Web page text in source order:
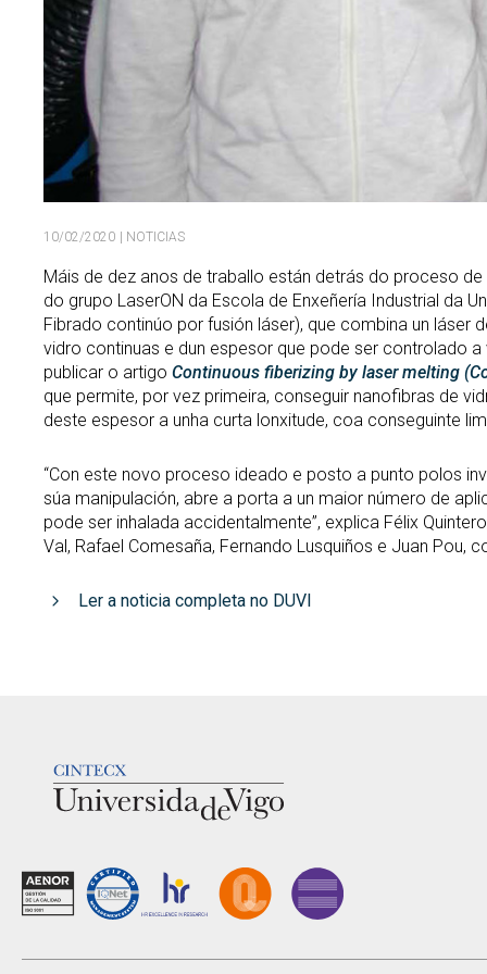
10/02/2020 | NOTICIAS
Máis de dez anos de traballo están detrás do proceso
do grupo LaserON da Escola de Enxeñería Industrial da
Fibrado continúo por fusión láser), que combina un
vidro continuas e dun espesor que pode ser controlado
publicar o artigo Continuous fiberizing by laser melting
que permite, por vez primeira, conseguir nanofibras de
deste espesor a unha curta lonxitude, coa conseguinte
“Con este novo proceso ideado e posto a punto polos
súa manipulación, abre a porta a un maior número de
pode ser inhalada accidentalmente”, explica Félix
Val, Rafael Comesaña, Fernando Lusquiños e Juan Pou,
Ler a noticia completa no DUVI